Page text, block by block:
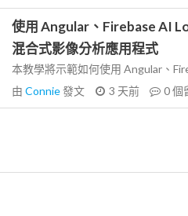
使用 Angular、Firebase AI
混合式影像分析應用程式
本教學將示範如何使用 Angular、
由 Connie發文 3 天前 0個